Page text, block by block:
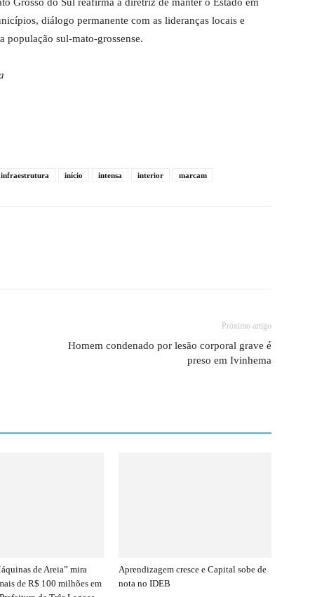
diálogo permanente com as lideranças locais e
população sul-mato-grossense.
infraestrutura início intensa interior marcam
Próximo artigo
Homem condenado por lesão corporal grave é
preso em Ivinhema
de Areia” mira
de R$ 100 milhões em
Aprendizagem cresce e Capital sobe de
nota no IDEB